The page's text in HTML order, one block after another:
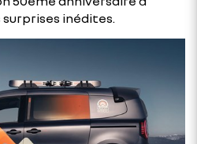
inédites.